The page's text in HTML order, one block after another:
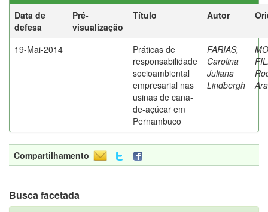
Data de
defesa
Pré-
visualização
Título Autor
19-Mai-2014
Práticas de
responsabilidade
socioambiental
empresarial nas
usinas de cana-
de-açúcar em
Pernambuco
FARIAS,
Carolina
Juliana
Lindbergh
Compartilhamento
Busca facetada